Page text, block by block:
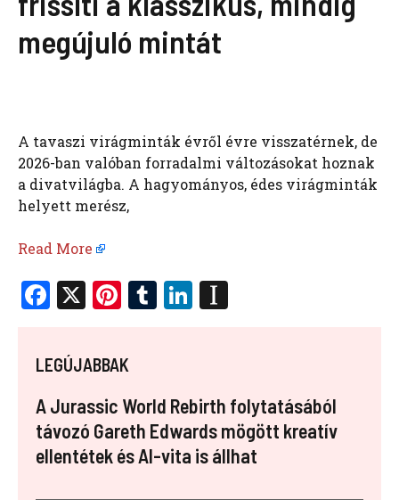
megújuló mintát
A tavaszi virágminták évről évre visszatérnek, de
2026-ban valóban forradalmi változásokat hoznak
a divatvilágba. A hagyományos, édes virágminták
helyett merész,
Read More
F
ce
b
o
o
k
X Pi
er
es
t
T
r
Li
dI
n
a
p
er
LEGÚJABBAK
A Jurassic World Rebirth folytatásából
távozó Gareth Edwards mögött kreatív
ellentétek és AI-vita is állhat